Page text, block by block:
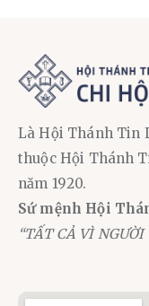
Là Hội Thánh Tin
thuộc Hội Thánh
năm 1920.
Sứ mệnh Hội
“TẤT CẢ VÌ NGƯỜI